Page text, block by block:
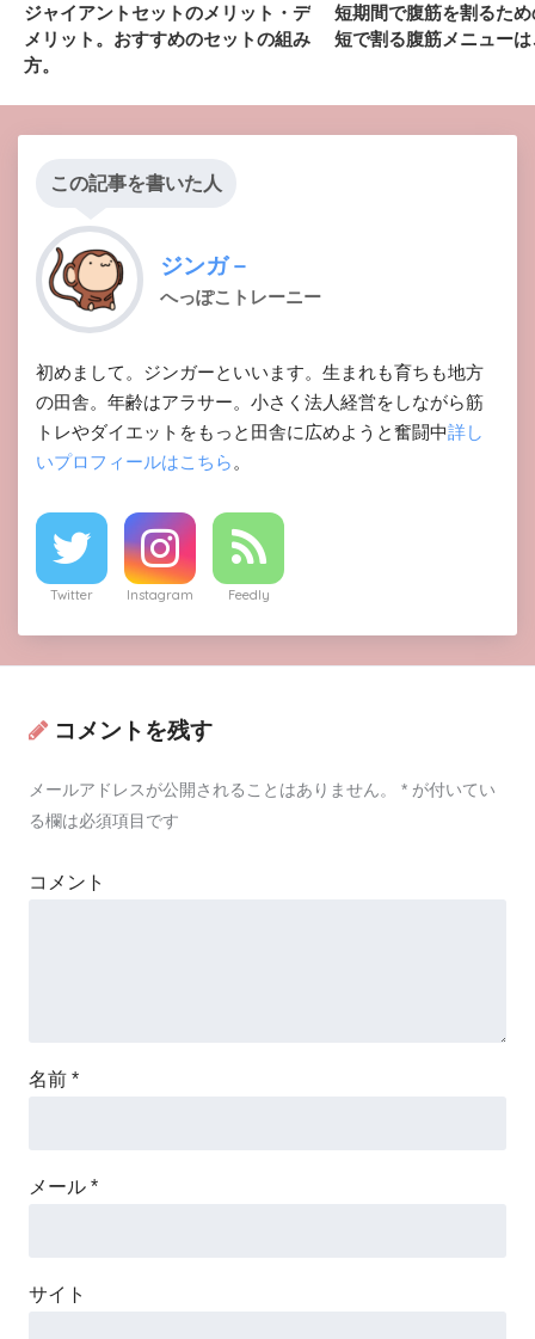
ジャイアントセットのメリット・デ
メリット。おすすめのセットの組み
方。
短期間で腹筋を割るた
短で割る腹筋メニュー
この記事を書いた人
ジンガ－
へっぽこトレーニー
初めまして。ジンガーといいます。生まれも育ちも地方
の田舎。年齢はアラサー。小さく法人経営をしながら筋
トレやダイエットをもっと田舎に広めようと奮闘中詳し
いプロフィールはこちら 。
Twitter Instagram Feedly
コメントを残す
メールアドレスが公開されることはありません。 * が付いてい
る欄は必須項目です
コメント
名前 *
メール *
サイト